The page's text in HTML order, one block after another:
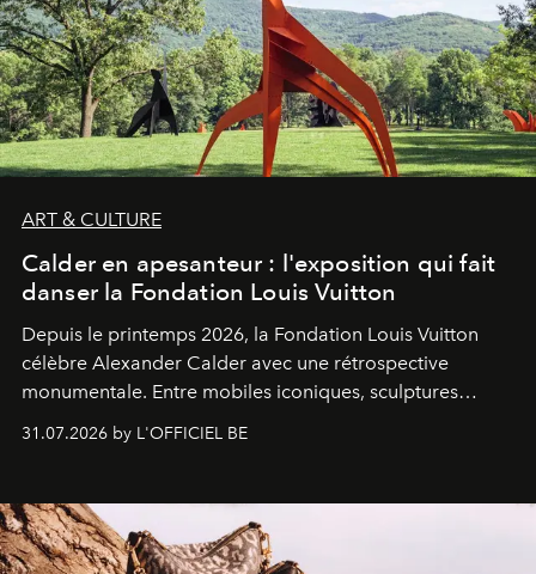
ART & CULTURE
Calder en apesanteur : l'exposition qui fait
danser la Fondation Louis Vuitton
Depuis le printemps 2026, la Fondation Louis Vuitton
célèbre Alexander Calder avec une rétrospective
monumentale. Entre mobiles iconiques, sculptures
américain investit les espaces imaginés par Frank Gehry
sculpture.
31.07.2026 by L'OFFICIEL BE